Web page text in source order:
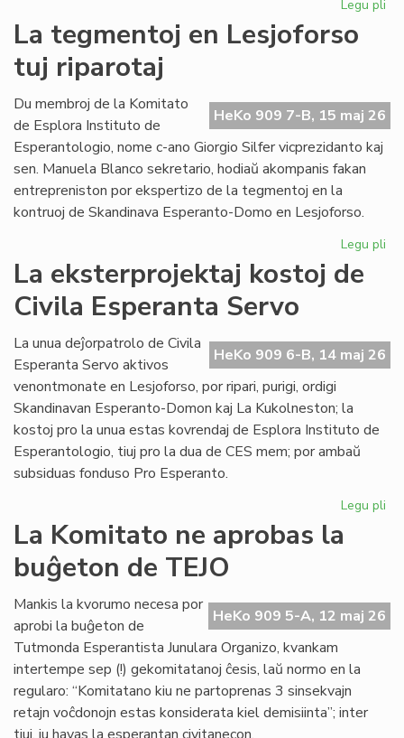
Legu pli
de
La tegmentoj en Lesjoforso
tuj riparotaj
HeKo 909 7-B, 15 maj 26
Du membroj de la Komitato
de Esplora Instituto de
Esperantologio, nome c-ano Giorgio Silfer vicprezidanto kaj
sen. Manuela Blanco sekretario, hodiaŭ akompanis fakan
entrepreniston por ekspertizo de la tegmentoj en la
kontruoj de Skandinava Esperanto-Domo en Lesjoforso.
Legu pli
tuj
La eksterprojektaj kostoj de
Civila Esperanta Servo
HeKo 909 6-B, 14 maj 26
La unua deĵorpatrolo de Civila
Esperanta Servo aktivos
venontmonate en Lesjoforso, por ripari, purigi, ordigi
Skandinavan Esperanto-Domon kaj La Kukolneston; la
kostoj pro la unua estas kovrendaj de Esplora Instituto de
Esperantologio, tiuj pro la dua de CES mem; por ambaŭ
subsiduas fonduso Pro Esperanto.
Legu pli
La Komitato ne aprobas la
buĝeton de TEJO
HeKo 909 5-A, 12 maj 26
Mankis la kvorumo necesa por
aprobi la buĝeton de
Tutmonda Esperantista Junulara Organizo, kvankam
intertempe sep (!) gekomitatanoj ĉesis, laŭ normo en la
regularo: “Komitatano kiu ne partoprenas 3 sinsekvajn
retajn voĉdonojn estas konsiderata kiel demisiinta”; inter